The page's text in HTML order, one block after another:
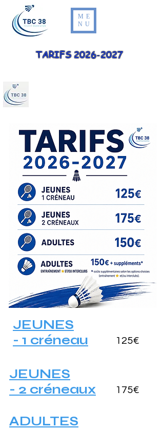
ME
NU
TARIFS2026-2027
JEUNES
- 1 créneau
125€
JEUNES
- 2 créneaux
175€
ADULTES